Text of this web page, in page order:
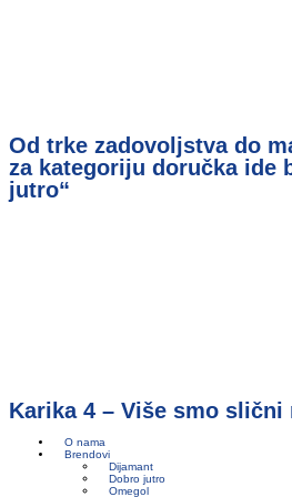
Od trke zadovoljstva do
za kategoriju doručka ide
jutro“
Karika 4 – Više smo
O nama
Brendovi
Dijamant
Dobro jutro
Omegol